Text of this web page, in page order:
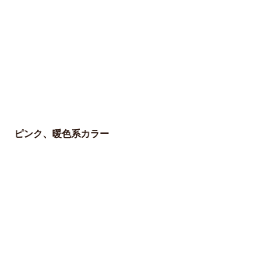
ピンク、暖色系カラー